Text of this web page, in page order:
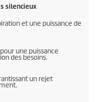
silencieux
et une puissance de
une puissance
des besoins.
un rejet